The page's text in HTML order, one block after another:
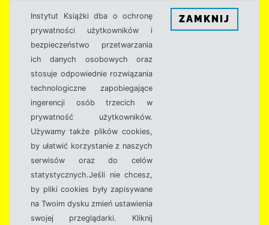
Instytut Książki dba o ochronę
prywatności użytkowników i
bezpieczeństwo przetwarzania
ich danych osobowych oraz
stosuje odpowiednie rozwiązania
technologiczne zapobiegające
ingerencji osób trzecich w
prywatność użytkowników.
Używamy także plików cookies,
by ułatwić korzystanie z naszych
serwisów oraz do celów
statystycznych.Jeśli nie chcesz,
by pliki cookies były zapisywane
na Twoim dysku zmień ustawienia
swojej przeglądarki. Kliknij
ZAMKNIJ